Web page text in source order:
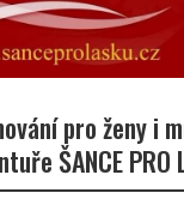
pro ženy i
ŠANCE PRO